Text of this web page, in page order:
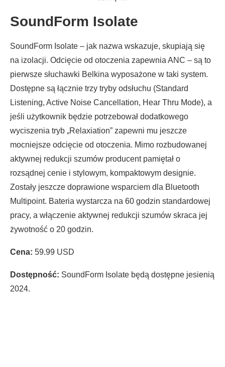
SoundForm Isolate
SoundForm Isolate – jak nazwa wskazuje, skupiają się
na izolacji. Odcięcie od otoczenia zapewnia ANC – są to
pierwsze słuchawki Belkina wyposażone w taki system.
Dostępne są łącznie trzy tryby odsłuchu (Standard
Listening, Active Noise Cancellation, Hear Thru Mode), a
jeśli użytkownik będzie potrzebował dodatkowego
wyciszenia tryb „Relaxiation” zapewni mu jeszcze
mocniejsze odcięcie od otoczenia. Mimo rozbudowanej
aktywnej redukcji szumów producent pamiętał o
rozsądnej cenie i stylowym, kompaktowym designie.
Zostały jeszcze doprawione wsparciem dla Bluetooth
Multipoint. Bateria wystarcza na 60 godzin standardowej
pracy, a włączenie aktywnej redukcji szumów skraca jej
żywotność o 20 godzin.
Cena: 59.99 USD
Dostępność: SoundForm Isolate będą dostępne jesienią
2024.